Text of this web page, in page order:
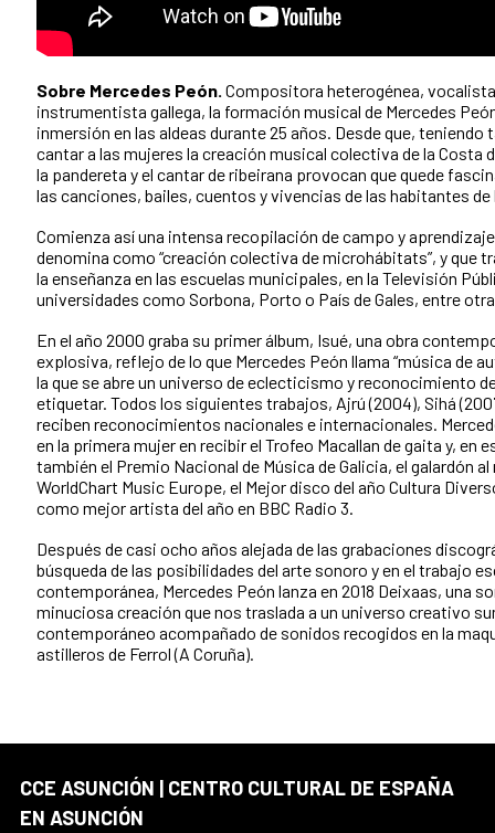
Sobre Mercedes Peón. Compositora heterogénea,
instrumentista gallega, la formación musical de Mercedes
inmersión en las aldeas durante 25 años. Desde que, teniendo
cantar a las mujeres la creación musical colectiva de la Costa
la pandereta y el cantar de ribeirana provocan que quede
las canciones, bailes, cuentos y vivencias de las habitantes de
Comienza así una intensa recopilación de campo y
denomina como “creación colectiva de microhábitats”, y que
la enseñanza en las escuelas municipales, en la Televisión
universidades como Sorbona, Porto o País de Gales, entre
En el año 2000 graba su primer álbum, Isué, una obra
explosiva, reflejo de lo que Mercedes Peón llama “música de
la que se abre un universo de eclecticismo y reconocimiento
etiquetar. Todos los siguientes trabajos, Ajrú (2004), Sihá
reciben reconocimientos nacionales e internacionales.
en la primera mujer en recibir el Trofeo Macallan de gaita y, en
también el Premio Nacional de Música de Galicia, el galardón
WorldChart Music Europe, el Mejor disco del año Cultura
como mejor artista del año en BBC Radio 3.
Después de casi ocho años alejada de las grabaciones
búsqueda de las posibilidades del arte sonoro y en el trabajo
contemporánea, Mercedes Peón lanza en 2018 Deixaas, una
minuciosa creación que nos traslada a un universo creativo
contemporáneo acompañado de sonidos recogidos en la
astilleros de Ferrol (A Coruña).
CCE ASUNCIÓN | CENTRO CULTURAL DE ESPAÑA
EN ASUNCIÓN